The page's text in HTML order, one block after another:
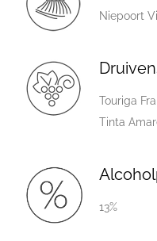
Niepoort
Touriga
Tinta
13%